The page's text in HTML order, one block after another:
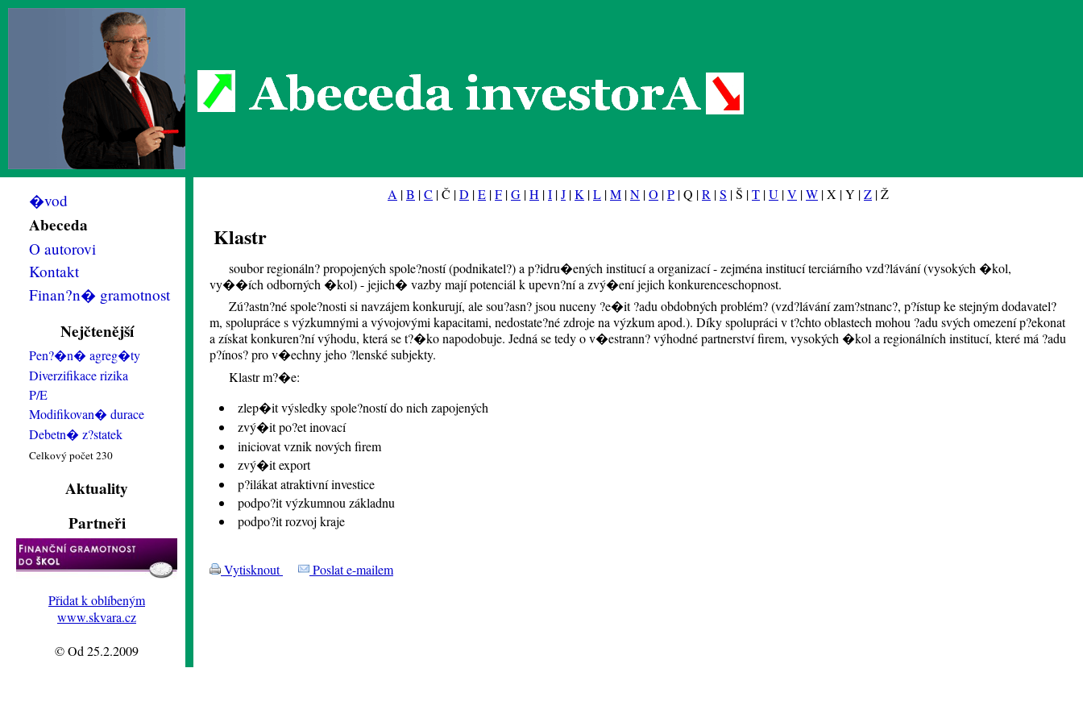
Abeceda investorA
�vod
Abeceda
O autorovi
Kontakt
Finan?n� gramotnost
Nejčtenější
Pen?�n� agreg�ty
Diverzifikace rizika
P/E
Modifikovan� durace
Debetn� z?statek
Celkový počet 230
Aktuality
Partneři
Přidat k oblíbeným
www.skvara.cz
© Od 25.2.2009
A |B |C | Č |D |E |F |G |H |I |J |K |L |M |N |O |P | Q |R |S | Š |T |U |V |W | X | Y |Z | Ž
Klastr
soubor regionáln? propojených spole?ností (podnikatel?) a p?idru�ených institucí a organizací - zejména institucí terciárního vzd?lávání (vysokých �kol,
vy��ích odborných �kol) - jejich� vazby mají potenciál k upevn?ní a zvý�ení jejich konkurenceschopnost.
Zú?astn?né spole?nosti si navzájem konkurují, ale sou?asn? jsou nuceny ?e�it ?adu obdobných problém? (vzd?lávání zam?stnanc?, p?ístup ke stejným dodavatel?
m, spolupráce s výzkumnými a vývojovými kapacitami, nedostate?né zdroje na výzkum apod.). Díky spolupráci v t?chto oblastech mohou ?adu svých omezení p?ekonat
a získat konkuren?ní výhodu, která se t?�ko napodobuje. Jedná se tedy o v�estrann? výhodné partnerství firem, vysokých �kol a regionálních institucí, které má ?adu
p?ínos? pro v�echny jeho ?lenské subjekty.
Klastr m?�e:
zlep�it výsledky spole?ností do nich zapojených
zvý�it po?et inovací
iniciovat vznik nových firem
zvý�it export
p?ilákat atraktivní investice
podpo?it výzkumnou základnu
podpo?it rozvoj kraje
Vytisknout Poslat e-mailem